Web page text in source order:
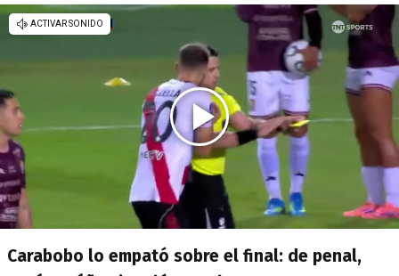
Carabobo lo empató sobre el final: de penal,